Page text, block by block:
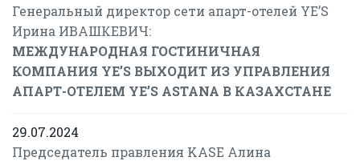
Генеральный директор сети апарт-отелей YE’S
Ирина ИВАШКЕВИЧ:
МЕЖДУНАРОДНАЯ ГОСТИНИЧНАЯ
КОМПАНИЯ YE’S ВЫХОДИТ ИЗ УПРАВЛЕНИЯ
АПАРТ-ОТЕЛЕМ YE’S ASTANA В КАЗАХСТАНЕ
29.07.2024
Председатель правления KASE Алина